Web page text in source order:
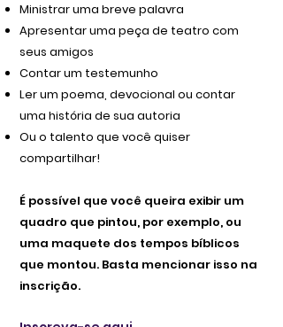
Ministrar uma breve palavra
Apresentar uma peça de teatro com
seus amigos
Contar um testemunho
Ler um poema, devocional ou contar
uma história de sua autoria
Ou o talento que você quiser
compartilhar!
É possível que você queira exibir um
quadro que pintou, por exemplo, ou
uma maquete dos tempos bíblicos
que montou. Basta mencionar isso na
inscrição.